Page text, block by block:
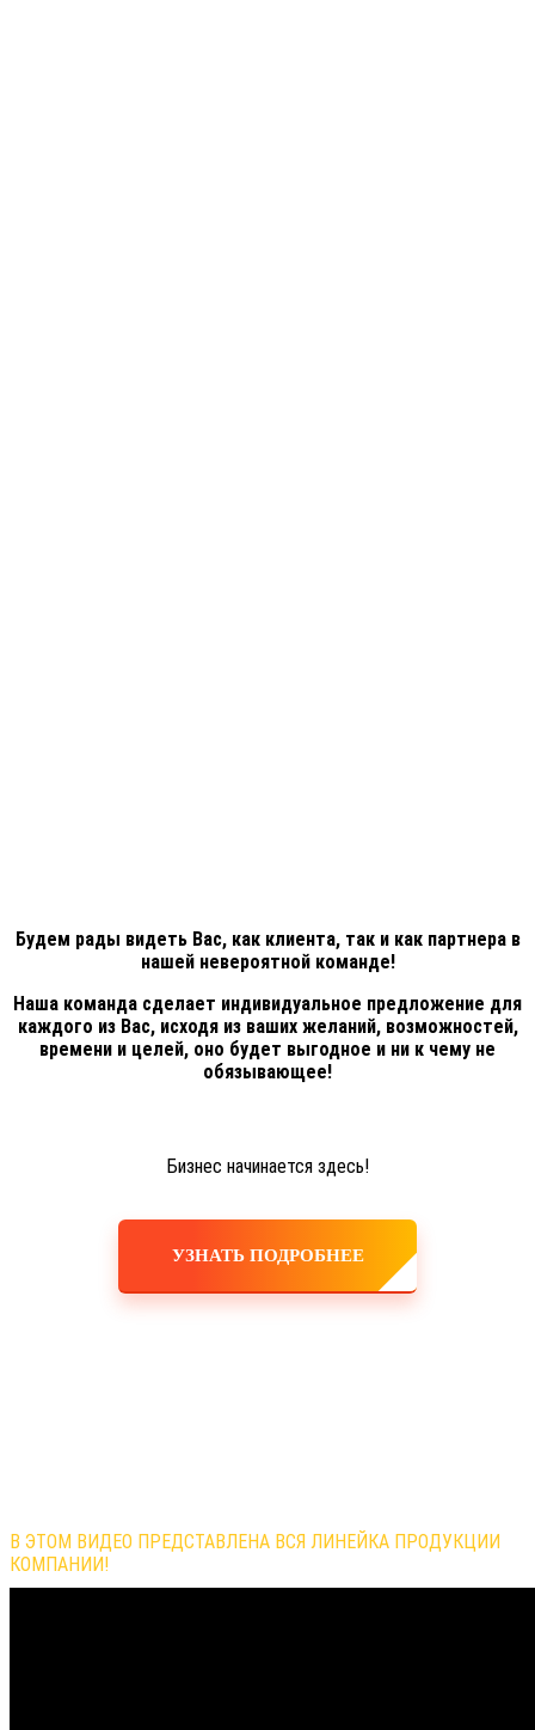
Будем рады видеть Вас, как клиента, так и как партнера в
нашей невероятной команде!
Наша команда сделает индивидуальное предложение для
каждого из Вас, исходя из ваших желаний, возможностей,
времени и целей, оно будет выгодное и ни к чему не
обязывающее!
Бизнес начинается здесь!
УЗНАТЬ ПОДРОБНЕЕ
В ЭТОМ ВИДЕО ПРЕДСТАВЛЕНА ВСЯ ЛИНЕЙКА ПРОДУКЦИИ
КОМПАНИИ!